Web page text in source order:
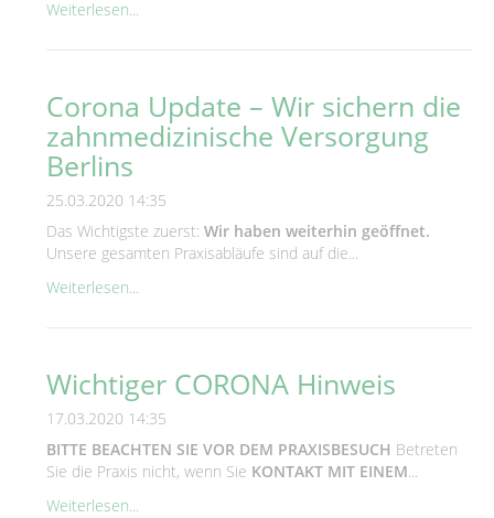
Weiterlesen...
Corona Update – Wir sichern die
zahnmedizinische Versorgung
Berlins
25.03.2020 14:35
Das Wichtigste zuerst: Wir haben weiterhin geöffnet.
Unsere gesamten Praxisabläufe sind auf die...
Weiterlesen...
Wichtiger CORONA Hinweis
17.03.2020 14:35
BITTE BEACHTEN SIE VOR DEM PRAXISBESUCH Betreten
Sie die Praxis nicht, wenn Sie KONTAKT MIT EINEM...
Weiterlesen...